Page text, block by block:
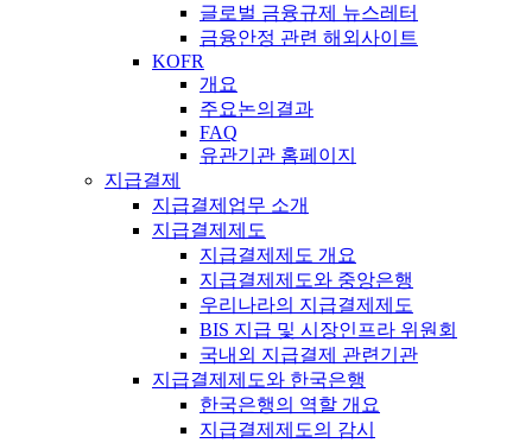
글로벌 금융규제 뉴스레터
금융안정 관련 해외사이트
KOFR
개요
주요논의결과
FAQ
유관기관 홈페이지
지급결제
지급결제업무 소개
지급결제제도
지급결제제도 개요
지급결제제도와 중앙은행
우리나라의 지급결제제도
BIS 지급 및 시장인프라 위원회
국내외 지급결제 관련기관
지급결제제도와 한국은행
한국은행의 역할 개요
지급결제제도의 감시